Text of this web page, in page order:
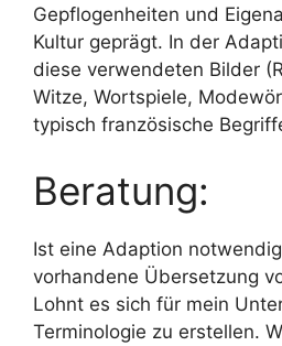
Gepflogenheiten und
Kultur geprägt. In der
diese verwendeten Bilder
Witze, Wortspiele,
typisch französische
Beratung:
Ist eine Adaption
vorhandene Übersetzung
Lohnt es sich für mein
Terminologie zu erstellen.